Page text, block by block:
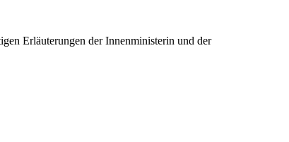
Erläuterungen der Innenministerin und der